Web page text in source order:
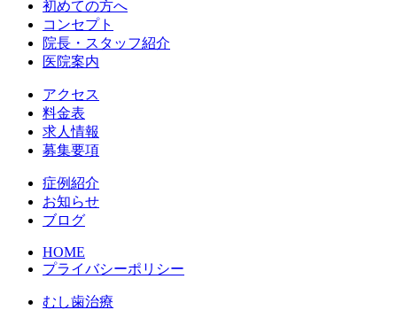
初めての方へ
コンセプト
院長・スタッフ紹介
医院案内
アクセス
料金表
求人情報
募集要項
症例紹介
お知らせ
ブログ
HOME
プライバシーポリシー
むし歯治療